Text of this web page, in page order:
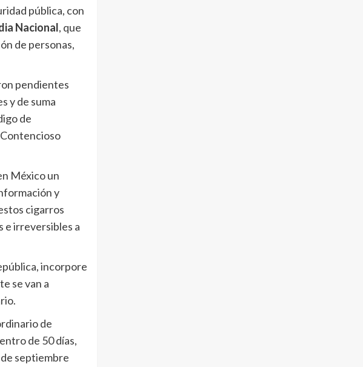
pública, con
Nacional, que
de personas,
pendientes
y de suma
de
México un
y
cigarros
e irreversibles a
incorpore
se van a
de
de 50 días,
septiembre